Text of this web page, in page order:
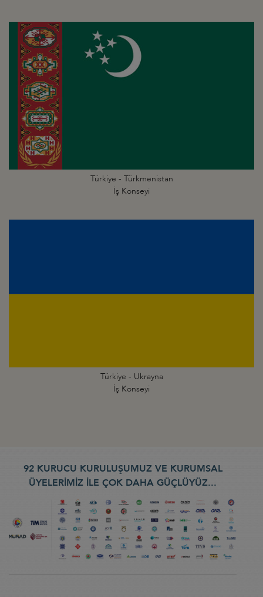
Türkiye - Türkmenistan
İş Konseyi
Türkiye - Ukrayna
İş Konseyi
92 KURUCU KURULUŞUMUZ VE KURUMSAL
ÜYELERİMİZ İLE ÇOK DAHA GÜÇLÜYÜZ...